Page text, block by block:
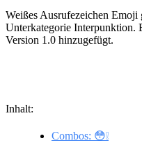
Weißes Ausrufezeichen
Unterkategorie Interpunktion.
Version 1.0 hinzugefügt.
Inhalt:
Combos: 😳❕